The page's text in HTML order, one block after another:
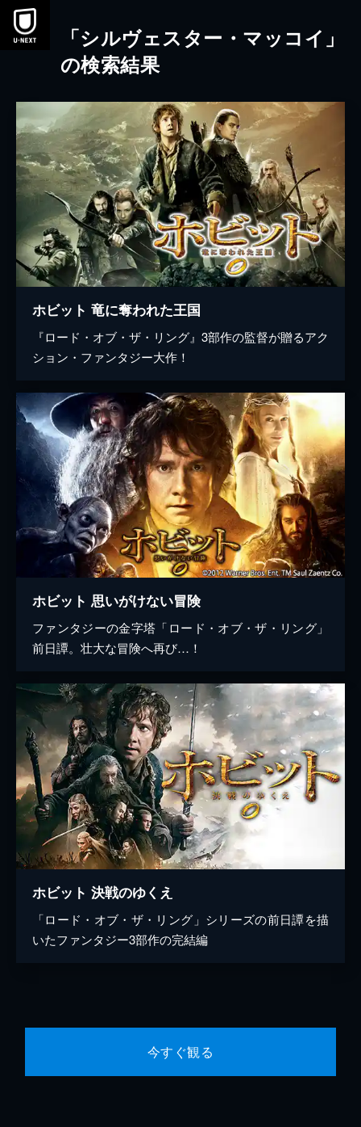
本文へスキップ
「シルヴェスター・マッコイ」
の検索結果
ホビット 竜に奪われた王国
『ロード・オブ・ザ・リング』3部作の監督が贈るアク
ション・ファンタジー大作！
ホビット 思いがけない冒険
ファンタジーの金字塔「ロード・オブ・ザ・リング」
前日譚。壮大な冒険へ再び…！
ホビット 決戦のゆくえ
「ロード・オブ・ザ・リング」シリーズの前日譚を描
いたファンタジー3部作の完結編
今すぐ観る